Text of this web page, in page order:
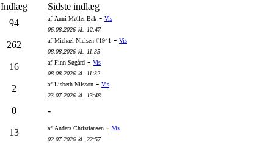
Indlæg
Sidste indlæg
94 af Anni Møller Bak - Vis
06.08.2026 kl. 12:47
262 af Michael Nielsen #1941 - Vis
08.08.2026 kl. 11:35
16 af Finn Søgård - Vis
08.08.2026 kl. 11:32
2 af Lisbeth Nilsson - Vis
23.07.2026 kl. 13:48
0
-
13 af Anders Christiansen - Vis
02.07.2026 kl. 22:57